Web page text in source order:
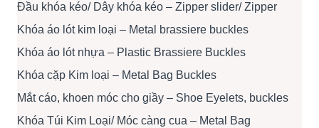
Đầu khóa kéo/ Dây khóa kéo – Zipper slider/ Zipper
Khóa áo lót kim loại – Metal brassiere buckles
Khóa áo lót nhựa – Plastic Brassiere Buckles
Khóa cặp Kim loại – Metal Bag Buckles
Mắt cáo, khoen móc cho giầy – Shoe Eyelets, buckles
Khóa Túi Kim Loại/ Móc càng cua – Metal Bag